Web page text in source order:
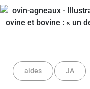
aides JA